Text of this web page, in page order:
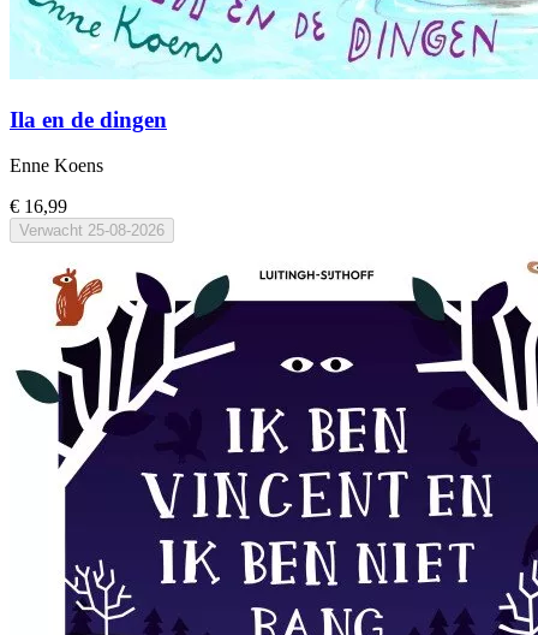
Ila en de dingen
Enne Koens
€ 16,99
Verwacht 25-08-2026